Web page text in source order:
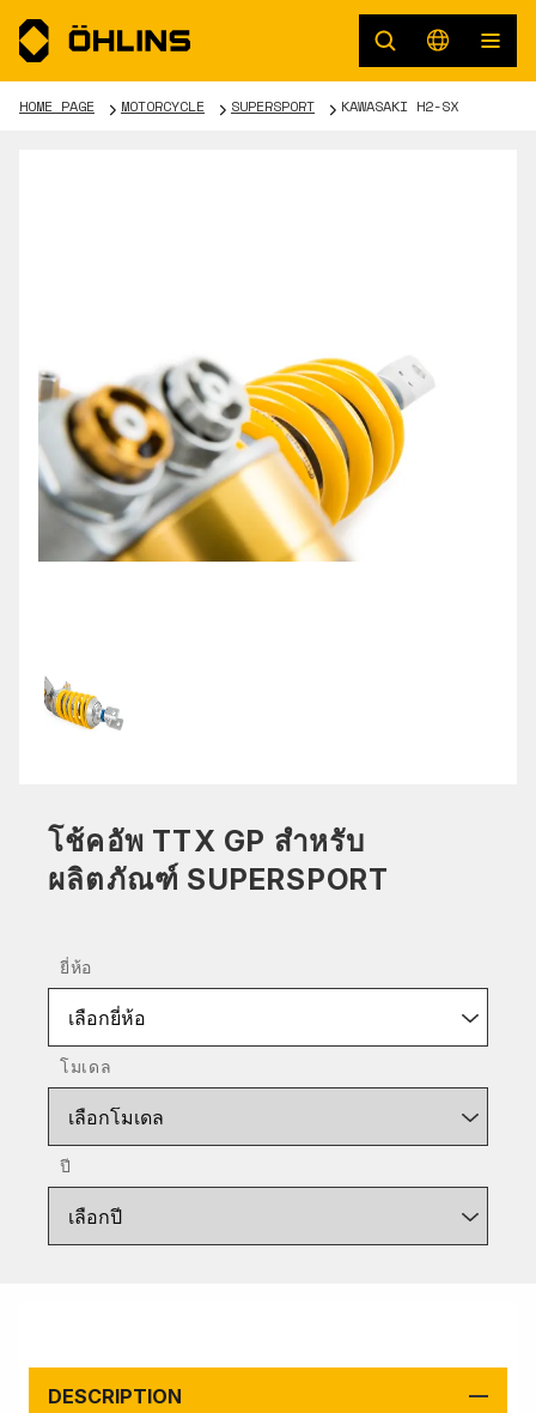
HOME PAGE MOTORCYCLE SUPERSPORT KAWASAKI H2-SX
โช้คอัพ TTX GP สำหรับ
ผลิตภัณฑ์ SUPERSPORT
ยี่ห้อ
เลือกยี่ห้อ
โมเดล
เลือกโมเดล
ปี
เลือกปี
DESCRIPTION